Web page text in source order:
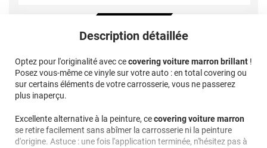
Description détaillée
Optez pour l'originalité avec cecovering voiture marron brillant !
Posez vous-même ce vinyle sur votre auto : en total covering ou
sur certains éléments de votre carrosserie, vous ne passerez
plus inaperçu.
Excellente alternative à la peinture, cecovering voiture marron
se retire facilement sans abîmer la carrosserie ni la peinture
d'origine. Astuce : une fois l'application terminée, n'hésitez pas à